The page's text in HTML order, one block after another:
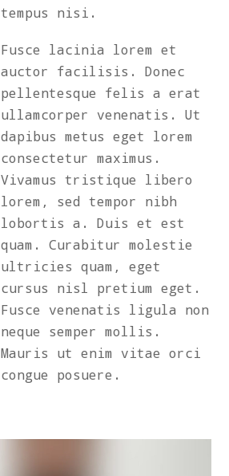
tempus nisi.
Fusce lacinia lorem et
auctor facilisis. Donec
pellentesque felis a erat
ullamcorper venenatis. Ut
dapibus metus eget lorem
consectetur maximus.
Vivamus tristique libero
lorem, sed tempor nibh
lobortis a. Duis et est
quam. Curabitur molestie
ultricies quam, eget
cursus nisl pretium eget.
Fusce venenatis ligula non
neque semper mollis.
Mauris ut enim vitae orci
congue posuere.